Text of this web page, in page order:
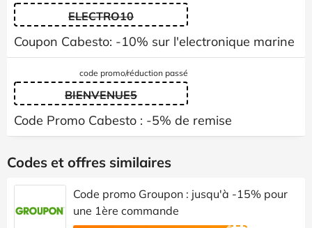
ELECTRO10
Coupon Cabesto: -10% sur l'electronique marine
code promo/réduction passé
BIENVENUE5
Code Promo Cabesto : -5% de remise
Codes et offres similaires
Code promo Groupon : jusqu'à -15% pour
une 1ère commande